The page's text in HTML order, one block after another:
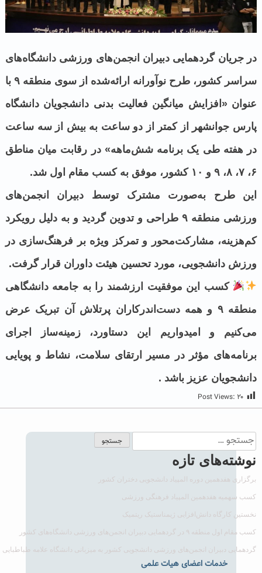
در جریان گردهمایی دبیران انجمن‌های ورزشی دانشگاه‌های
سراسر کشور، طرح نوآورانه ارائه‌شده از سوی منطقه ۹ با
عنوان «افزایش میانگین فعالیت بدنی دانشجویان دانشگاه
پارس جوانشهر از کمتر از دو ساعت به بیش از سه ساعت
در هفته طی یک برنامه شش‌ماهه» در رقابت میان مناطق
۶، ۷، ۸، ۹ و ۱۰ کشور، موفق به کسب مقام اول شد.
این طرح به‌صورت مشترک توسط دبیران انجمن‌های
ورزشی منطقه ۹ طراحی و تدوین گردید و به دلیل رویکرد
کم‌هزینه، مشارکت‌محور و تمرکز ویژه بر فرهنگ‌سازی در
ورزش دانشجویی، مورد تحسین هیئت داوران قرار گرفت.
کسب این موفقیت ارزشمند را به جامعه دانشگاهی
منطقه ۹ و همه دست‌اندرکاران پرتلاش آن تبریک عرض
می‌کنیم و امیدواریم این دستاورد، زمینه‌ساز اجرای
برنامه‌های مؤثر در مسیر ارتقای سلامت، نشاط و پویایی
دانشجویان عزیز باشد .
Post Views: ۲۰
نوشته‌های تازه
برگزاری هفدهمین دوره المپیاد دانشجویی دختران کشور
کسب سهمیه هفدهمین المپیاد فرهنگی‌ ورزشی
نخستین کارگاه دانش‌افزایی ژیمناستیک ریتمیک
کسب مقام اول منطقه ۹ در گردهمایی دبیران انجمن‌های ورزشی دانشگاه‌های کشور
گردهمایی دبیران انجمن‌های ورزشی دانشجویی کشور به میزبانی دانشگاه علامه‌ طباطبایی
خدمات اعضای هیات علمی